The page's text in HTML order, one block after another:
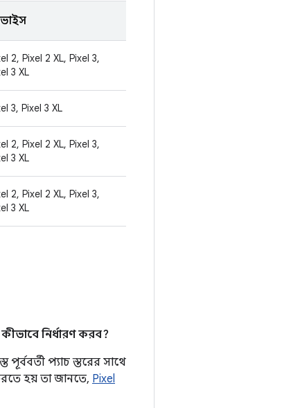
2, Pixel 2 XL, Pixel 3,
3 XL
3, Pixel 3 XL
2, Pixel 2 XL, Pixel 3,
3 XL
2, Pixel 2 XL, Pixel 3,
3 XL
নির্ধারণ করব?
প্যাচ স্তরের সাথে
হয় তা জানতে, Pixel